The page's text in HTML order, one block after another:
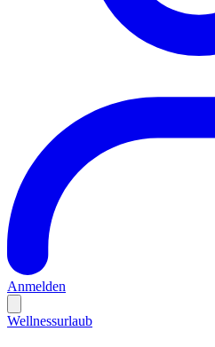
Anmelden
Wellnessurlaub